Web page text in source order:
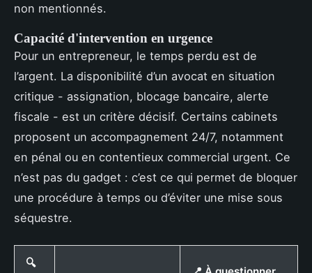
non mentionnés.
Capacité d'intervention en urgence
Pour un entrepreneur, le temps perdu est de
l’argent. La disponibilité d’un avocat en situation
critique - assignation, blocage bancaire, alerte
fiscale - est un critère décisif. Certains cabinets
proposent un accompagnement 24/7, notamment
en pénal ou en contentieux commercial urgent. Ce
n’est pas du gadget : c’est ce qui permet de bloquer
une procédure à temps ou d’éviter une mise sous
séquestre.
🔍